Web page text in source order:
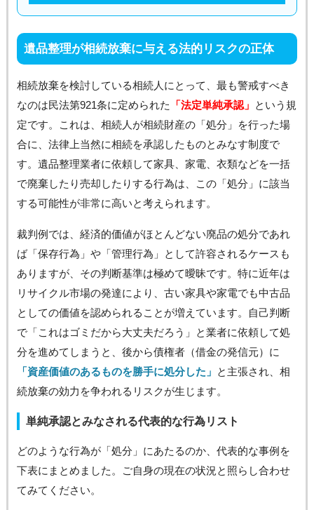
遺品整理が相続放棄に与える法的リスクの正体
相続放棄を検討している相続人にとって、最も警戒すべき
なのは民法第921条に定められた
「法定単純承認」 という規
定です。これは、相続人が相続財産の「処分」を行った場
合に、法律上当然に相続を承認したものとみなす制度で
す。遺品整理業者に依頼して家具、家電、衣類などを一括
で廃棄したり売却したりする行為は、この「処分」に該当
する可能性が非常に高いと考えられます。
裁判例では、経済的価値がほとんどない廃品の処分であれ
ば「保存行為」や「管理行為」として許容されるケースも
ありますが、その判断基準は極めて曖昧です。特に近年は
リサイクル市場の発達により、古い家具や家電でも中古品
としての価値を認められることが増えています。自己判断
で「これはゴミだから大丈夫だろう」と業者に依頼して処
分を進めてしまうと、後から債権者（借金の発信元）に
「資産価値のあるものを勝手に処分した」 と主張され、相
続放棄の効力を争われるリスクが生じます。
単純承認とみなされる代表的な行為リスト
どのような行為が「処分」にあたるのか、代表的な事例を
下表にまとめました。ご自身の現在の状況と照らし合わせ
てみてください。